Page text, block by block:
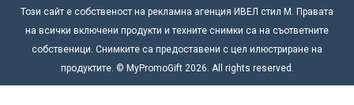
Този сайт е собственост на рекламна агенция ИВЕЛ стил М. Правата
на всички включени продукти и техните снимки са на съответните
собственици. Снимките са предоставени с цел илюстриране на
продуктите. © MyPromoGift 2026. All rights reserved.